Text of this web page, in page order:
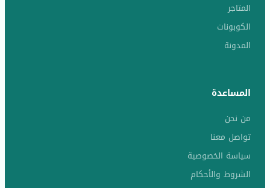
المتاجر
الكوبونات
المدونة
المساعدة
من نحن
تواصل معنا
سياسة الخصوصية
الشروط والأحكام